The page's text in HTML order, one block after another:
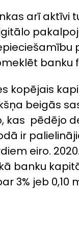
arī aktīvi
banku
kopējais
beigās
kas pēdējo
ir
eiro.
banku
3% jeb 0,10